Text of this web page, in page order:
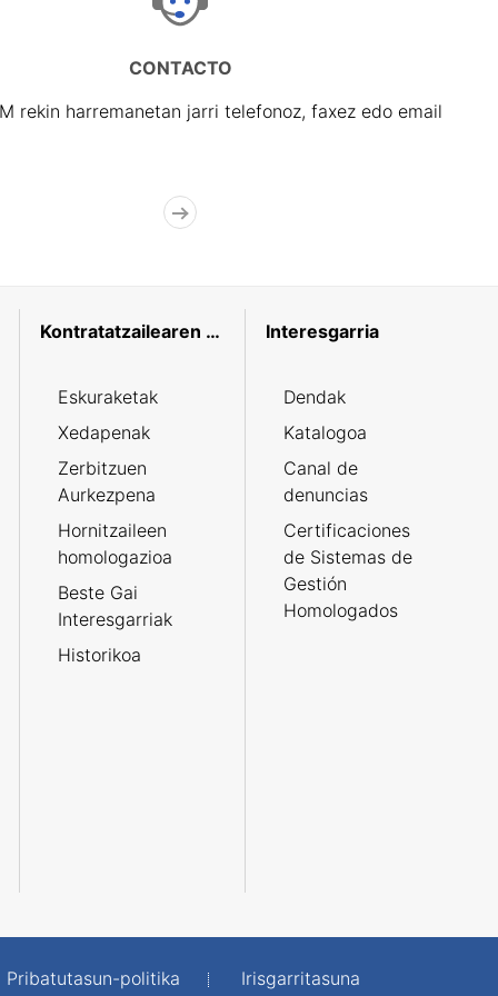
CONTACTO
rekin harremanetan jarri telefonoz, faxez edo email
Kontratatzailearen profila
Eskuraketak
Xedapenak
Zerbitzuen
Aurkezpena
Hornitzaileen
homologazioa
Beste Gai
Interesgarriak
Historikoa
Interesgarria
Dendak
Katalogoa
Canal de
denuncias
Certificaciones
de Sistemas de
Gestión
Homologados
Pribatutasun-politika Irisgarritasuna